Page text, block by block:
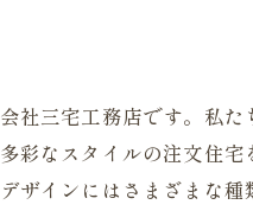
社三宅工務店です。私
彩なスタイルの注文住
ザインにはさまざまな